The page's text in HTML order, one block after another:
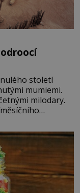
století
mumiemi.
milodary.
klimatickým